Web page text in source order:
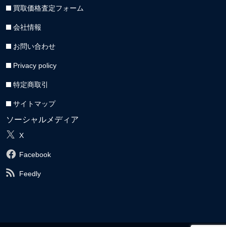
買取価格査定フォーム
会社情報
お問い合わせ
Privacy policy
特定商取引
サイトマップ
ソーシャルメディア
X
Facebook
Feedly